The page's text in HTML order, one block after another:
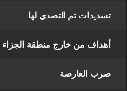
تسديدات تم التصدي لها
أهداف من خارج منطقة الجزاء
ضرب العارضة